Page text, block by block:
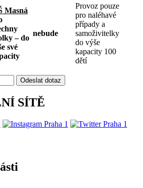
Masná
– do
své
nebude
Provoz pouze
pro naléhavé
případy a
samoživitelky
do výše
kapacity 100
dětí
Odeslat dotaz
SÍTĚ